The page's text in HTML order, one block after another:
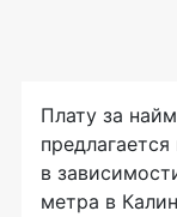
Плату за
в
метра в